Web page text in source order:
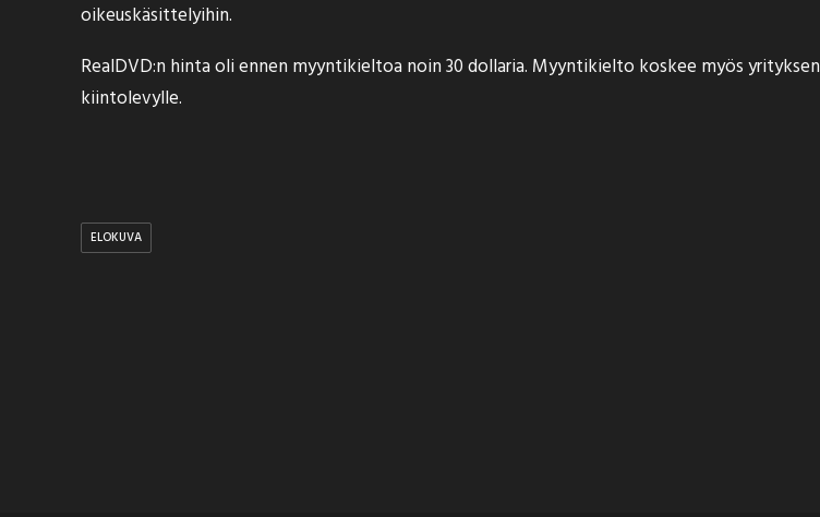
oikeuskäsittelyihin.
RealDVD:n hinta oli ennen myyntikieltoa noin 30 dollaria. Myyntikielto koskee myös
kiintolevylle.
ELOKUVA